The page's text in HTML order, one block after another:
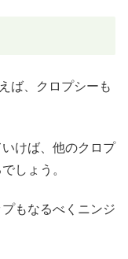
ば、クロプシーも
けば、他のクロプ
しょう。
もなるべくニンジ